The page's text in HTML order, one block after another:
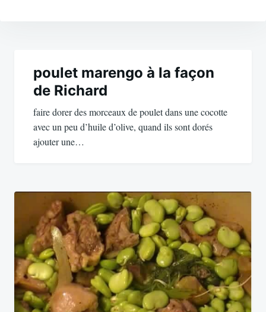
l’article
poulet marengo à la façon
de Richard
faire dorer des morceaux de poulet dans une cocotte
avec un peu d’huile d’olive, quand ils sont dorés
ajouter une…